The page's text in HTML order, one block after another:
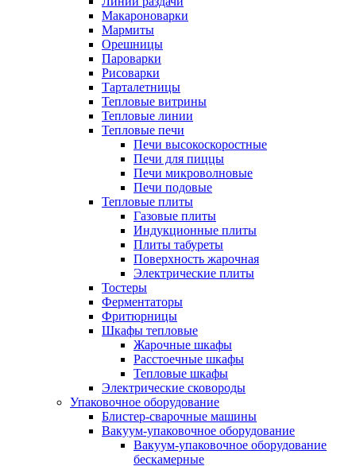
Макароноварки
Мармиты
Орешницы
Пароварки
Рисоварки
Тарталетницы
Тепловые витрины
Тепловые линии
Тепловые печи
Печи высокоскоростные
Печи для пиццы
Печи микроволновые
Печи подовые
Тепловые плиты
Газовые плиты
Индукционные плиты
Плиты табуреты
Поверхность жарочная
Электрические плиты
Тостеры
Ферментаторы
Фритюрницы
Шкафы тепловые
Жарочные шкафы
Расстоечные шкафы
Тепловые шкафы
Электрические сковороды
Упаковочное оборудование
Блистер-сварочные машины
Вакуум-упаковочное оборудование
Вакуум-упаковочное оборудование
беcкамерные